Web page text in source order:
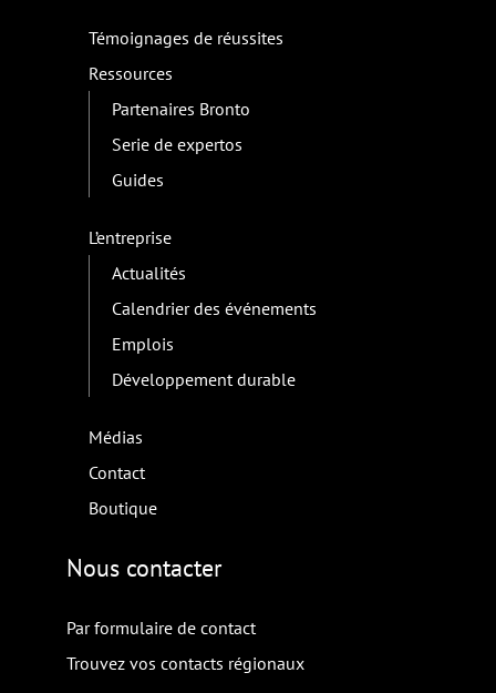
Témoignages de réussites
Ressources
Partenaires Bronto
Serie de expertos
Guides
L’entreprise
Actualités
Calendrier des événements
Emplois
Développement durable
Médias
Contact
Boutique
Nous contacter
Par formulaire de contact
Trouvez vos contacts régionaux